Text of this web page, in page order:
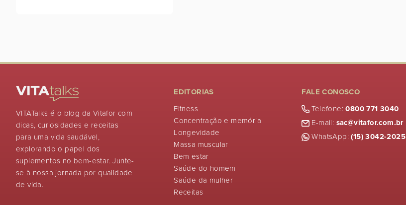
VITATalks é o blog da Vitafor com
dicas, curiosidades e receitas
para uma vida saudável,
explorando o papel dos
suplementos no bem-estar. Junte-
se à nossa jornada por qualidade
de vida.
EDITORIAS
Fitness
Concentração e memória
Longevidade
Massa muscular
Bem estar
Saúde do homem
Saúde da mulher
Receitas
FALE CONOSCO
Telefone:0800 771 3040
E-mail: sac@vitafor.com.br
WhatsApp:(15) 3042-2025